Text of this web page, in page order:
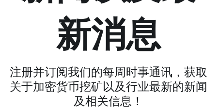
新消息
注册并订阅我们的每周时事通讯，获取
关于加密货币挖矿以及行业最新的新闻
及相关信息！